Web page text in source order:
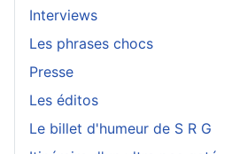
Interviews
Les phrases chocs
Presse
Les éditos
Le billet d'humeur de S R G